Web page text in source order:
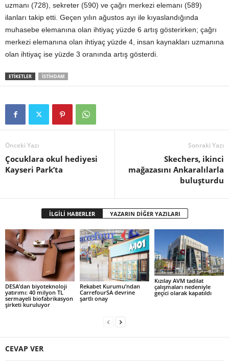
uzmanı (728), sekreter (590) ve çağrı merkezi elemanı (589)
ilanları takip etti. Geçen yılın ağustos ayı ile kıyaslandığında
muhasebe elemanına olan ihtiyaç yüzde 6 artış gösterirken; çağrı
merkezi elemanına olan ihtiyaç yüzde 4, insan kaynakları uzmanına
olan ihtiyaç ise yüzde 3 oranında artış gösterdi.
ETİKETLER İSTIHDAM
Önceki Yazı
Çocuklara okul hediyesi
Kayseri Park’ta
Sonraki Yazı
Skechers, ikinci
mağazasını Ankaralılarla
buluşturdu
İLGİLİ HABERLER YAZARIN DİĞER YAZILARI
DESA’dan biyoteknoloji
yatırımı: 40 milyon TL
sermayeli biofabrikasyon
şirketi kuruluyor
Rekabet Kurumu’ndan
CarrefourSA devrine
şartlı onay
Kızılay AVM tadilat
çalışmaları nedeniyle
geçici olarak kapatıldı
CEVAP VER